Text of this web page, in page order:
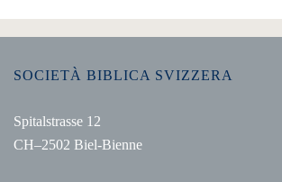
SOCIETÀ BIBLICA SVIZZERA
Spitalstrasse 12
CH–2502 Biel-Bienne